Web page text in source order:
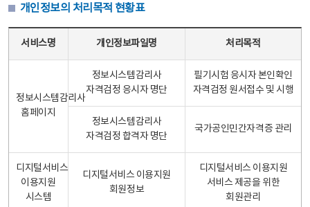
개인정보의 처리목적 현황표
서비스명 개인정보파일명 처리목적
정보시스템감리사
홈페이지
정보시스템감리사
자격검정 응시자 명단
필기시험 응시자 본인확인
자격검정 원서접수 및 시행
정보시스템감리사
자격검정 합격자 명단
국가공인민간자격증 관리
디지털서비스
이용지원
시스템
디지털서비스 이용지원
회원정보
디지털서비스 이용지원
서비스 제공을 위한
회원관리